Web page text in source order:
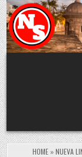
Skip to content
HOME»NUEVA